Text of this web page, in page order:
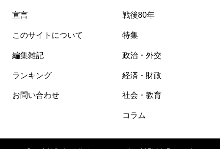
宣言
このサイトについて
編集雑記
ランキング
お問い合わせ
戦後80年
特集
政治・外交
経済・財政
社会・教育
コラム